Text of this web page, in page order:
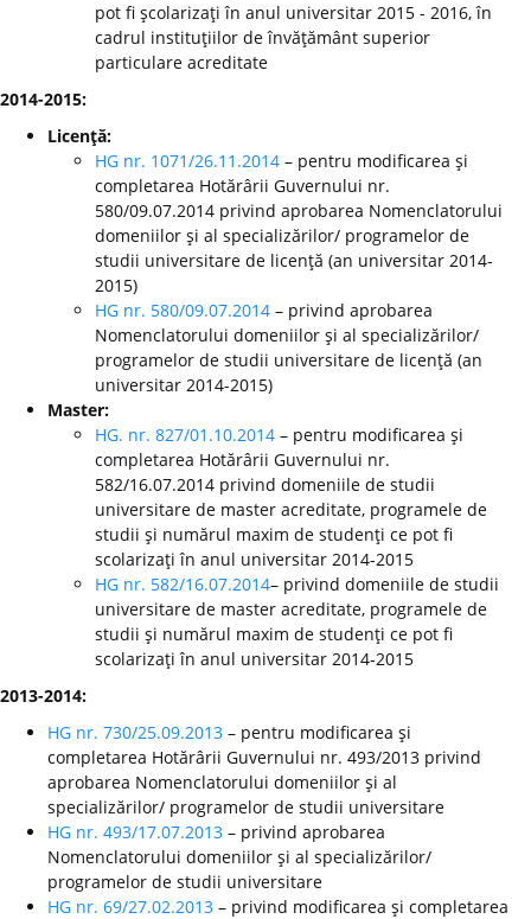
pot fi şcolarizaţi în anul universitar 2015 - 2016, în
cadrul instituţiilor de învăţământ superior
particulare acreditate
2014-2015:
Licenţă:
HG nr. 1071/26.11.2014 – pentru modificarea şi
completarea Hotărârii Guvernului nr.
580/09.07.2014 privind aprobarea Nomenclatorului
domeniilor şi al specializărilor/ programelor de
studii universitare de licenţă (an universitar 2014-
2015)
HG nr. 580/09.07.2014 – privind aprobarea
Nomenclatorului domeniilor şi al specializărilor/
programelor de studii universitare de licenţă (an
universitar 2014-2015)
Master:
HG. nr. 827/01.10.2014 – pentru modificarea şi
completarea Hotărârii Guvernului nr.
582/16.07.2014 privind domeniile de studii
universitare de master acreditate, programele de
studii şi numărul maxim de studenţi ce pot fi
scolarizaţi în anul universitar 2014-2015
HG nr. 582/16.07.2014– privind domeniile de studii
universitare de master acreditate, programele de
studii şi numărul maxim de studenţi ce pot fi
scolarizaţi în anul universitar 2014-2015
2013-2014:
HG nr. 730/25.09.2013 – pentru modificarea şi
completarea Hotărârii Guvernului nr. 493/2013 privind
aprobarea Nomenclatorului domeniilor şi al
specializărilor/ programelor de studii universitare
HG nr. 493/17.07.2013 – privind aprobarea
Nomenclatorului domeniilor şi al specializărilor/
programelor de studii universitare
HG nr. 69/27.02.2013 – privind modificarea şi completarea